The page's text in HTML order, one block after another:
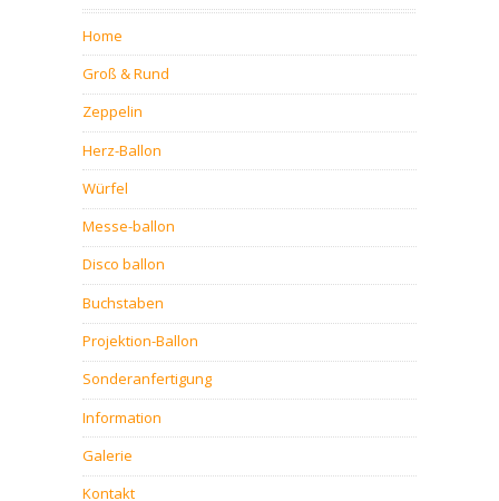
Home
Groß & Rund
Zeppelin
Herz-Ballon
Würfel
Messe-ballon
Disco ballon
Buchstaben
Projektion-Ballon
Sonderanfertigung
Information
Galerie
Kontakt